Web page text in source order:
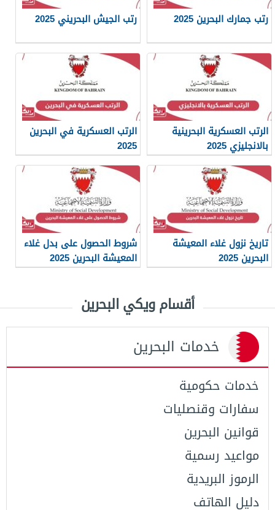
رتب جمارك البحرين 2025 رتب الجيش البحريني 2025
الرتب العسكرية البحرينية
بالانجليزي 2025
الرتب العسكرية في البحرين
2025
تاريخ نزول غلاء المعيشة
البحرين 2025
شروط الحصول على بدل غلاء
المعيشة البحرين 2025
أقسام ويكي البحرين
خدمات البحرين
خدمات حكومية
سفارات وقنصليات
قوانين البحرين
مواعيد رسمية
الرموز البريدية
دليل الهاتف